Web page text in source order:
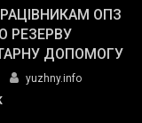
ОПЗ
РЕЗЕРВУ
ДОПОМОГУ
yuzhny.info